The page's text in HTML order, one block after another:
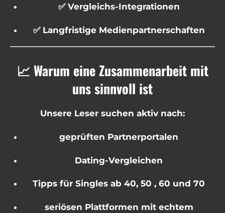
✅ Vergleichs-Integrationen
✅ Langfristige Medienpartnerschaften
📈 Warum eine Zusammenarbeit mit
uns sinnvoll ist
Unsere Leser suchen aktiv nach:
geprüften Partnerportalen
Dating-Vergleichen
Tipps für Singles ab 40, 50 , 60 und 70
seriösen Plattformen mit echtem